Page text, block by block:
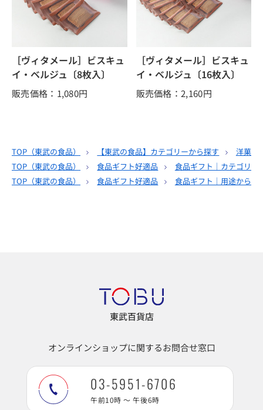
［ヴィタメール］ビスキュ
イ・ベルジュ〔8枚入〕
販売価格：1,080円
［ヴィタメール］ビスキュ
イ・ベルジュ〔16枚入〕
販売価格：2,160円
TOP（東武の食品） 【東武の食品】カテゴリーから探す
洋菓子
TOP（東武の食品） 食品ギフト好適品
食品ギフト｜カテゴリー
TOP（東武の食品） 食品ギフト好適品 食品ギフト｜用途から選
東武百貨店
オンラインショップに関するお問合せ窓口
03-5951-6706
午前10時 ～ 午後6時